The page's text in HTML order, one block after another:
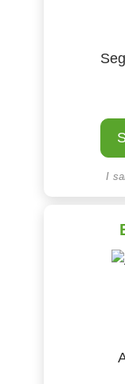
I